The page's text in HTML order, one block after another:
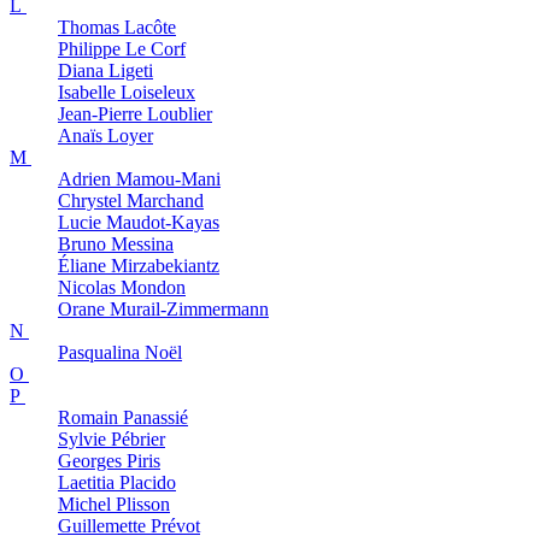
L
Thomas Lacôte
Philippe Le Corf
Diana Ligeti
Isabelle Loiseleux
Jean-Pierre Loublier
Anaïs Loyer
M
Adrien Mamou-Mani
Chrystel Marchand
Lucie Maudot-Kayas
Bruno Messina
Éliane Mirzabekiantz
Nicolas Mondon
Orane Murail-Zimmermann
N
Pasqualina Noël
O
P
Romain Panassié
Sylvie Pébrier
Georges Piris
Laetitia Placido
Michel Plisson
Guillemette Prévot